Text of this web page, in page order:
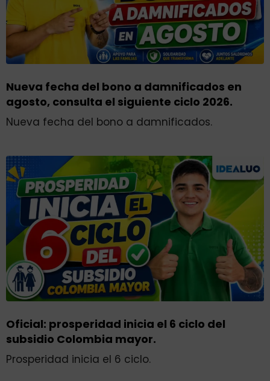
Nueva fecha del bono a damnificados en
agosto, consulta el siguiente ciclo 2026.
Nueva fecha del bono a damnificados.
Oficial: prosperidad inicia el 6 ciclo del
subsidio Colombia mayor.
Prosperidad inicia el 6 ciclo.